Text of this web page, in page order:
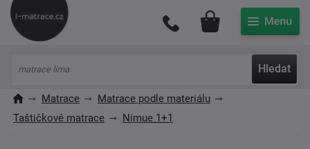
Hledat
Můj účet
Matrace
Matrace podle materiálu
Taštičkové matrace
Nimue 1+1